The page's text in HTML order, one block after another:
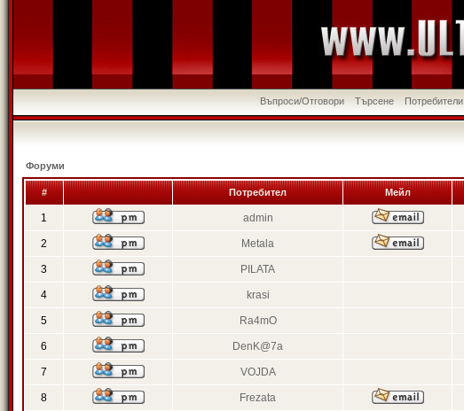
Въпроси/Отговори Търсене Потребители
Форуми
# Потребител Мейл
1 admin
2 Metala
3 PILATA
4 krasi
5 Ra4mO
6 DenK@7a
7 VOJDA
8 Frezata